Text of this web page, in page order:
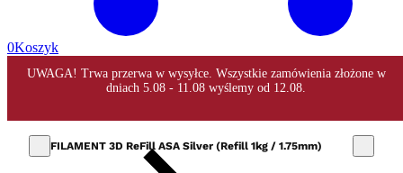
0Koszyk
FILAMENT 3D ReFill ASA Silver (Refill 1kg / 1.75mm)